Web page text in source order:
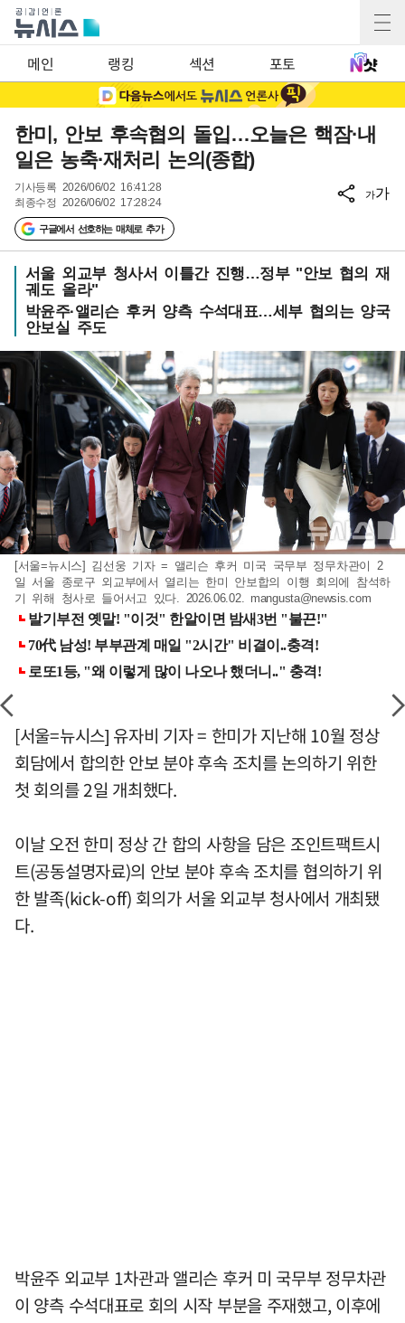
메인 랭킹 섹션 포토
한미, 안보 후속협의 돌입…오늘은 핵잠·내
일은 농축·재처리 논의(종합)
기사등록 2026/06/02 16:41:28
최종수정 2026/06/02 17:28:24
구글에서 선호하는 매체로 추가
가가
서울 외교부 청사서 이틀간 진행…정부 "안보 협의 재
궤도 올라"
박윤주·앨리슨 후커 양측 수석대표…세부 협의는 양국
안보실 주도
[서울=뉴시스] 김선웅 기자 = 앨리슨 후커 미국 국무부 정무차관이 2
일 서울 종로구 외교부에서 열리는 한미 안보합의 이행 회의에 참석하
기 위해 청사로 들어서고 있다. 2026.06.02. mangusta@newsis.com
[서울=뉴시스] 유자비 기자 = 한미가 지난해 10월 정상
회담에서 합의한 안보 분야 후속 조치를 논의하기 위한
첫 회의를 2일 개최했다.
이날 오전 한미 정상 간 합의 사항을 담은 조인트팩트시
트(공동설명자료)의 안보 분야 후속 조치를 협의하기 위
한 발족(kick-off) 회의가 서울 외교부 청사에서 개최됐
다.
박윤주 외교부 1차관과 앨리슨 후커 미 국무부 정무차관
이 양측 수석대표로 회의 시작 부분을 주재했고, 이후에